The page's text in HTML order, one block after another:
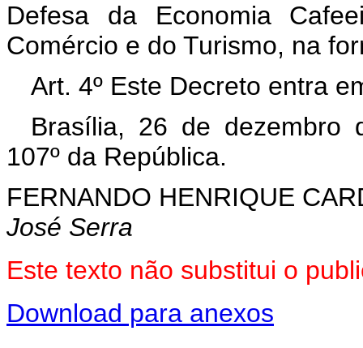
Defesa da Economia
Comércio e do Turismo, na
Art. 4º Este Decreto entra
Brasília, 26 de dezembro
107º da República.
FERNANDO HENRIQUE
José Serra
Este texto não substitui o
Download para anexos